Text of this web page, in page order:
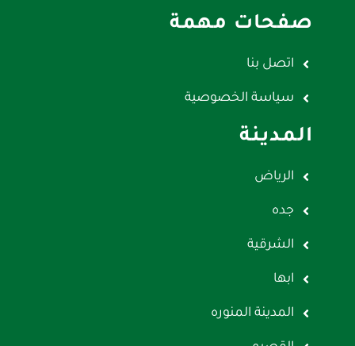
صفحات مهمة
اتصل بنا
سياسة الخصوصية
المدينة
الرياض
جده
الشرقية
ابها
المدينة المنوره